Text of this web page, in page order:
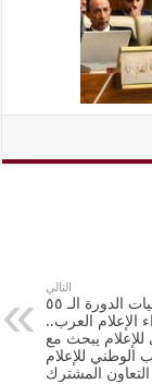
التالي
على هامش فعاليات الدورة الـ ٥٥
الإعلام العرب..
يبحث مع
الوطني للإعلام
المشترك